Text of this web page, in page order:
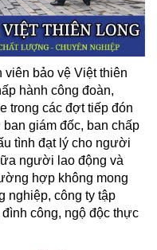
viên bảo vệ Việt thiên
hành công đoàn,
trong các đợt tiếp đón
giám đốc, ban chấp
tình đạt lý cho người
người lao động và
hợp không mong
nghiệp, công ty tập
công, ngộ độc thực